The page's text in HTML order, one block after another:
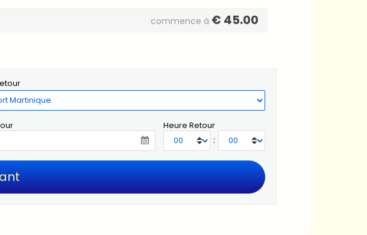
commence à € 45.00
Heure Retour
: